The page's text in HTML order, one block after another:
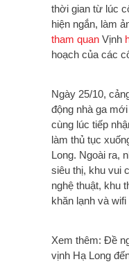
thời gian từ lúc
hiện ngắn, làm
tham quan Vịnh
hoạch của các
Ngày 25/10,
động nhà ga
cùng lúc tiếp
làm thủ tục
Long. Ngoài ra,
siêu thị, khu vui
nghệ thuật, khu
khăn lạnh và
Xem thêm: Đề
vịnh Hạ Long